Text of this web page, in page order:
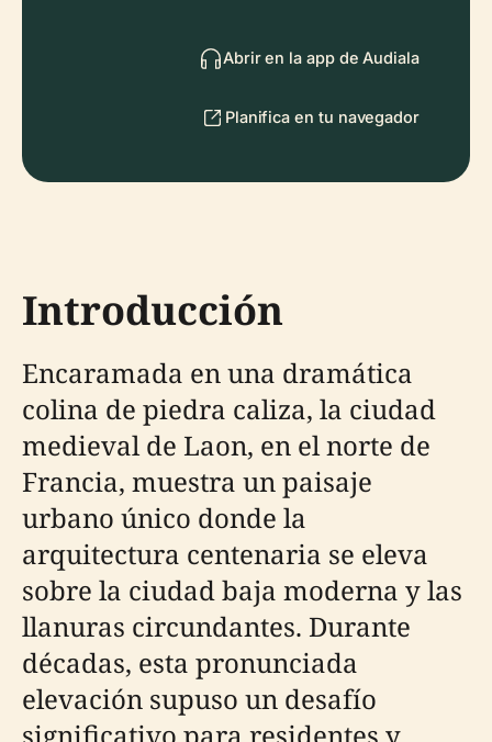
Abrir en la app de Audiala
Planifica en tu navegador
Introducción
Encaramada en una dramática
colina de piedra caliza, la ciudad
medieval de Laon, en el norte de
Francia, muestra un paisaje
urbano único donde la
arquitectura centenaria se eleva
sobre la ciudad baja moderna y las
llanuras circundantes. Durante
décadas, esta pronunciada
elevación supuso un desafío